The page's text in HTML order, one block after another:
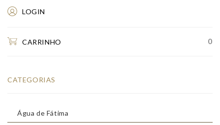
LOGIN
CARRINHO 0
CATEGORIAS
Água de Fátima